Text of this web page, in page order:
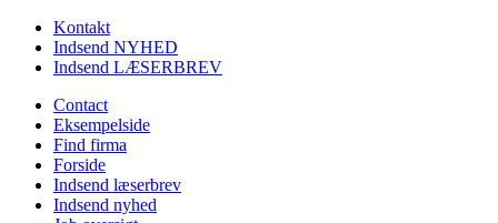
Kontakt
Indsend NYHED
Indsend LÆSERBREV
Contact
Eksempelside
Find firma
Forside
Indsend læserbrev
Indsend nyhed